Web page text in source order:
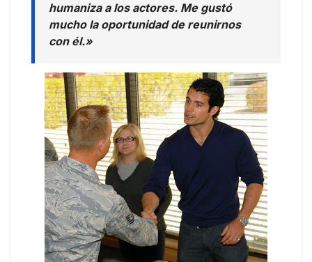
humaniza a los actores. Me gustó
mucho la oportunidad de reunirnos
con él.»